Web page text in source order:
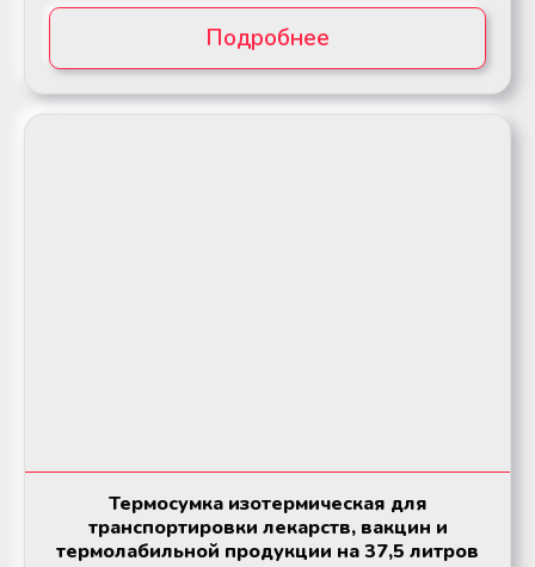
Подробнее
Термосумка изотермическая для
транспортировки лекарств, вакцин и
термолабильной продукции на 37,5 литров